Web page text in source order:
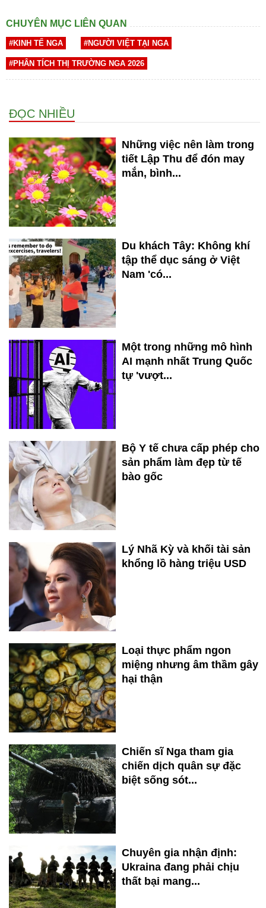
CHUYÊN MỤC LIÊN QUAN
#KINH TẾ NGA #NGƯỜI VIỆT TẠI NGA
#PHÂN TÍCH THỊ TRƯỜNG NGA 2026
ĐỌC NHIỀU
Những việc nên làm trong
tiết Lập Thu để đón may
mắn, bình...
Du khách Tây: Không khí
tập thể dục sáng ở Việt
Nam 'có...
Một trong những mô hình
AI mạnh nhất Trung Quốc
tự 'vượt...
Bộ Y tế chưa cấp phép cho
sản phẩm làm đẹp từ tế
bào gốc
Lý Nhã Kỳ và khối tài sản
khổng lồ hàng triệu USD
Loại thực phẩm ngon
miệng nhưng âm thầm gây
hại thận
Chiến sĩ Nga tham gia
chiến dịch quân sự đặc
biệt sống sót...
Chuyên gia nhận định:
Ukraina đang phải chịu
thất bại mang...